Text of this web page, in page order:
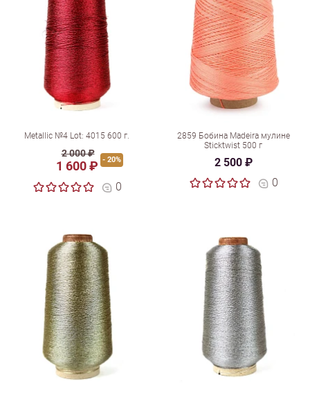
Metallic №4 Lot: 4015 600 г.
2 000 ₽
1 600 ₽ - 20%
0
2859 Бобина Madeira мулине
Sticktwist 500 г
2 500 ₽
0